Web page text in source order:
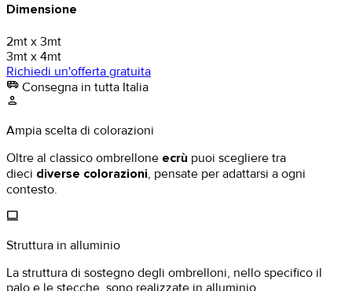
Dimensione
2mt x 3mt
3mt x 4mt
Richiedi un'offerta gratuita
airport_shuttle Consegna in tutta Italia
person
Ampia scelta di colorazioni
Oltre al classico ombrellone ecrù puoi scegliere tra
dieci diverse colorazioni, pensate per adattarsi a ogni
contesto.
computer
Struttura in alluminio
La struttura di sostegno degli ombrelloni, nello specifico il
palo e le stecche, sono realizzate in alluminio.